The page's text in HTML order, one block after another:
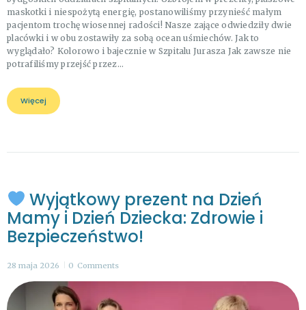
maskotki i niespożytą energię, postanowiliśmy przynieść małym
pacjentom trochę wiosennej radości! Nasze zające odwiedziły dwie
placówki i w obu zostawiły za sobą ocean uśmiechów. Jak to
wyglądało? Kolorowo i bajecznie w Szpitalu Jurasza Jak zawsze nie
potrafiliśmy przejść przez…
Więcej
Wyjątkowy prezent na Dzień
Mamy i Dzień Dziecka: Zdrowie i
Bezpieczeństwo!
28 maja 2026 0 Comments